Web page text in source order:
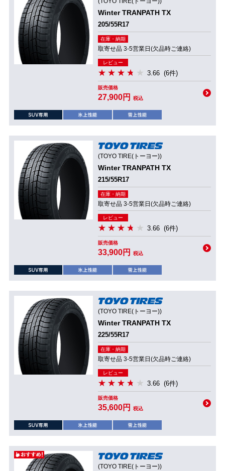
Winter TRANPATH TX
205/55R17
在庫・納期
取寄せ品 3-5営業日(欠品時ご連絡)
レビュー
3.66 (6件)
販売価格
27,900円 税込
(TOYO TIRE(トーヨー))
Winter TRANPATH TX
215/55R17
在庫・納期
取寄せ品 3-5営業日(欠品時ご連絡)
レビュー
3.66 (6件)
販売価格
33,900円 税込
(TOYO TIRE(トーヨー))
Winter TRANPATH TX
225/55R17
在庫・納期
取寄せ品 3-5営業日(欠品時ご連絡)
レビュー
3.66 (6件)
販売価格
35,600円 税込
(TOYO TIRE(トーヨー))